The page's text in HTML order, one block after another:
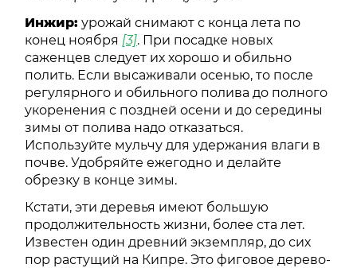
Инжир: урожай снимают с конца лета по
конец ноября [3]. При посадке новых
саженцев следует их хорошо и обильно
полить. Если высаживали осенью, то после
регулярного и обильного полива до полного
укоренения с поздней осени и до середины
зимы от полива надо отказаться.
Используйте мульчу для удержания влаги в
почве. Удобряйте ежегодно и делайте
обрезку в конце зимы.
Кстати, эти деревья имеют большую
продолжительность жизни, более ста лет.
Известен один древний экземпляр, до сих
пор растущий на Кипре. Это фиговое дерево-